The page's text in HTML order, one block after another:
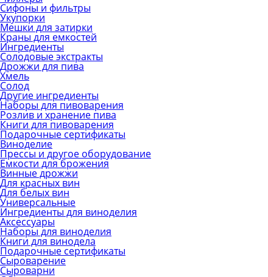
Сифоны и фильтры
Укупорки
Мешки для затирки
Краны для емкостей
Ингредиенты
Солодовые экстракты
Дрожжи для пива
Хмель
Солод
Другие ингредиенты
Наборы для пивоварения
Розлив и хранение пива
Книги для пивоварения
Подарочные сертификаты
Виноделие
Прессы и другое оборудование
Емкости для брожения
Винные дрожжи
Для красных вин
Для белых вин
Универсальные
Ингредиенты для виноделия
Аксессуары
Наборы для виноделия
Книги для винодела
Подарочные сертификаты
Сыроварение
Сыроварни